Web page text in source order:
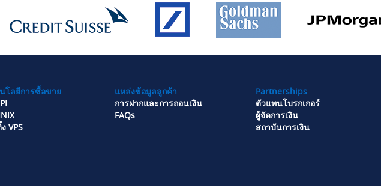
โลยีการซื้อขาย
VPS
แหล่งข้อมูลลูกค้า
การฝากและการถอนเงิน
FAQs
Partnerships
ตัวแทนโบรกเกอร์
ผู้จัดการเงิน
สถาบันการเงิน